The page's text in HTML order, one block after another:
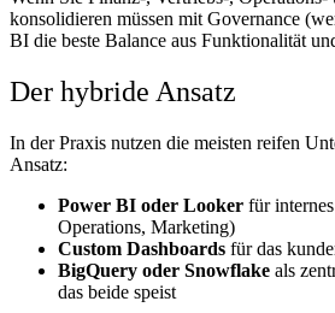
konsolidieren müssen mit Governance
BI die beste Balance aus Funktionalität
Der hybride Ansatz
In der Praxis nutzen die meisten reifen
Ansatz:
Power BI oder Looker für
Operations, Marketing)
Custom Dashboards für das
BigQuery oder Snowflake als
das beide speist